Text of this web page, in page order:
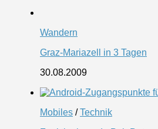
Wandern
Graz-Mariazell in 3 Tagen
30.08.2009
Mobiles /Technik